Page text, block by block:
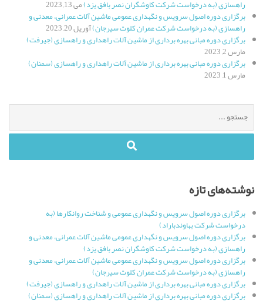
راهسازی (به درخواست شرکت کاوشگران نصر بافق یزد)می 13, 2023
برگزاری دوره اصول سرویس و نگهداری عمومی ماشین آلات عمرانی، معدنی و
راهسازی (به درخواست شرکت عمران کلوت سیرجان)آوریل 20, 2023
برگزاری دوره مبانی بهره برداری از ماشین آلات راهداری و راهسازی (جیرفت)
مارس 2, 2023
برگزاری دوره مبانی بهره برداری از ماشین آلات راهداری و راهسازی (سمنان)
مارس 1, 2023
جستجو
برای
:
نوشته‌های تازه
برگزاری دوره اصول سرویس و نگهداری عمومی و شناخت روانکارها (به
درخواست شرکت بهاوندباراد)
برگزاری دوره اصول سرویس و نگهداری عمومی ماشین آلات عمرانی، معدنی و
راهسازی (به درخواست شرکت کاوشگران نصر بافق یزد)
برگزاری دوره اصول سرویس و نگهداری عمومی ماشین آلات عمرانی، معدنی و
راهسازی (به درخواست شرکت عمران کلوت سیرجان)
برگزاری دوره مبانی بهره برداری از ماشین آلات راهداری و راهسازی (جیرفت)
برگزاری دوره مبانی بهره برداری از ماشین آلات راهداری و راهسازی (سمنان)